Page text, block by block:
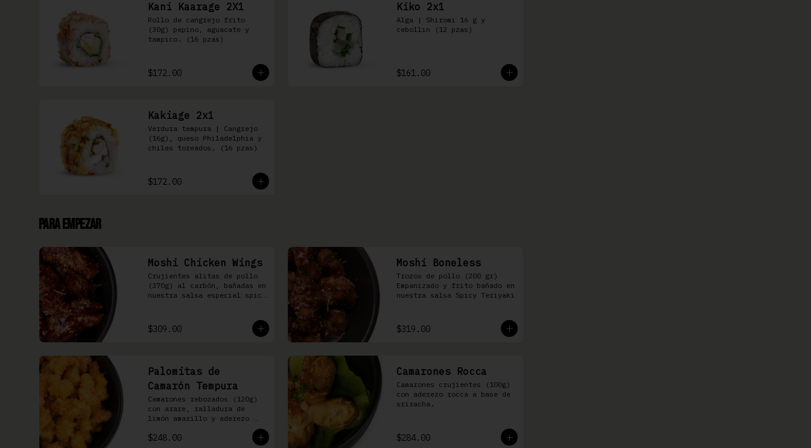
Kani Kaarage 2X1
Rollo de cangrejo frito
(30g) pepino, aguacate y
tampico. (16 pzas)
$172.00
Kiko 2x1
Alga | Shiromi 16 g y
cebollin (12 pzas)
$161.00
Kakiage 2x1
Verdura tempura | Cangrejo
(16g), queso Philadelphia y
chiles toreados. (16 pzas)
$172.00
Para Empezar
Moshi Chicken Wings
Crujientes alitas de pollo
(370g) al carbón, bañadas en
nuestra salsa especial spicy
$309.00
Moshi Boneless
Trozos de pollo (200 gr)
Empanizado y frito bañado en
nuestra salsa Spicy Teriyaki
$319.00
Palomitas de
Camarón Tempura
Camarones rebozados (120g)
con arare, ralladura de
limón amarillo y aderezo
$248.00
Camarones Rocca
Camarones crujientes (100g)
con aderezo rocca a base de
sriracha.
$284.00